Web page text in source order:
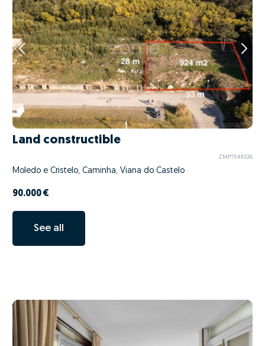
Land constructible
ZMPT549326
Moledo e Cristelo, Caminha, Viana do Castelo
90.000 €
See all